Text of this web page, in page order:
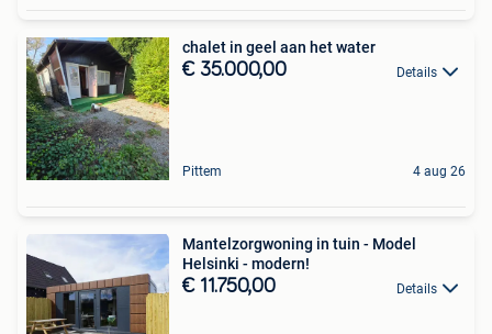
chalet in geel aan het water
€ 35.000,00 Details
Pittem 4 aug 26
Mantelzorgwoning in tuin - Model
Helsinki - modern!
€ 11.750,00 Details